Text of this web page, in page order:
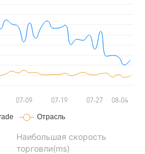
Наибольшая скорость
торговли(ms)